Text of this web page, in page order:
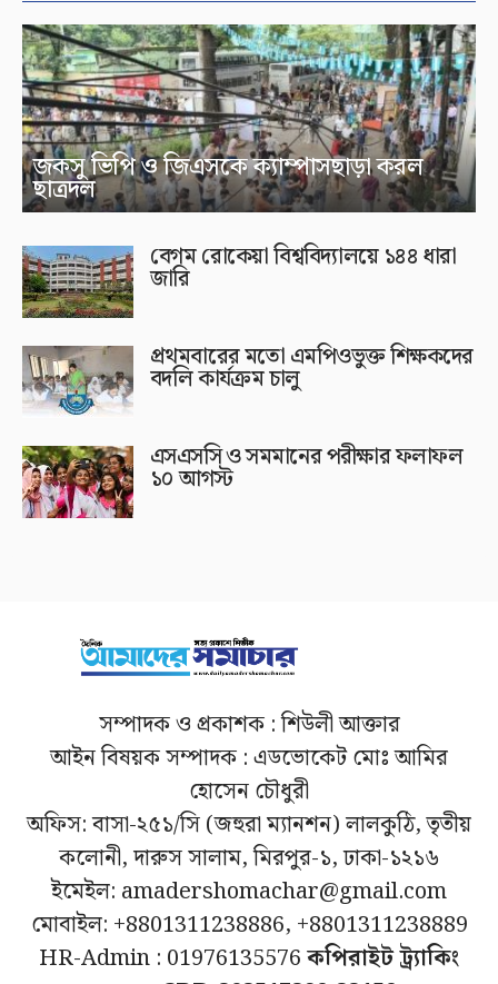
জকসু ভিপি ও জিএসকে ক্যাম্পাসছাড়া করল
ছাত্রদল
বেগম রোকেয়া বিশ্ববিদ্যালয়ে ১৪৪ ধারা
জারি
প্রথমবারের মতো এমপিওভুক্ত শিক্ষকদের
বদলি কার্যক্রম চালু
এসএসসি ও সমমানের পরীক্ষার ফলাফল
১০ আগস্ট
সম্পাদক ও প্রকাশক : শিউলী আক্তার
আইন বিষয়ক সম্পাদক : এডভোকেট মোঃ আমির
হোসেন চৌধুরী
অফিস: বাসা-২৫১/সি (জহুরা ম্যানশন) লালকুঠি, তৃতীয়
কলোনী, দারুস সালাম, মিরপুর-১, ঢাকা-১২১৬
ইমেইল: amadershomachar@gmail.com
মোবাইল: +8801311238886, +8801311238889
HR-Admin : 01976135576কপিরাইট ট্র্যাকিং